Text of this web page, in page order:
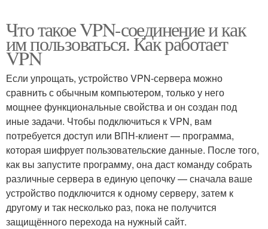
Что такое VPN-соединение и как
им пользоваться. Как работает
VPN
Если упрощать, устройство VPN-сервера можно
сравнить с обычным компьютером, только у него
мощнее функциональные свойства и он создан под
иные задачи. Чтобы подключиться к VPN, вам
потребуется доступ или ВПН-клиент — программа,
которая шифрует пользовательские данные. После того,
как вы запустите программу, она даст команду собрать
различные сервера в единую цепочку — сначала ваше
устройство подключится к одному серверу, затем к
другому и так несколько раз, пока не получится
защищённого перехода на нужный сайт.